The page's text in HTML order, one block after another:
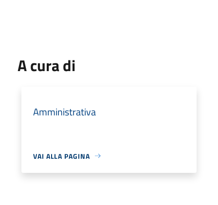
A cura di
Amministrativa
VAI ALLA PAGINA